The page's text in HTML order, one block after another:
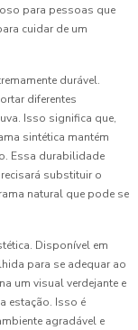
para pessoas que
cuidar de um
durável.
diferentes
Isso significa que,
sintética mantém
Essa durabilidade
substituir o
natural que pode se
Disponível em
para se adequar ao
um visual verdejante e
estação. Isso é
agradável e